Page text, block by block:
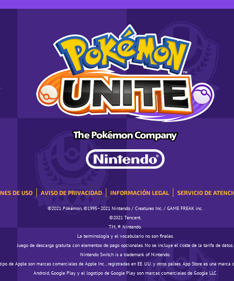
Eldegoss
Mr.
DE USO AVISO DE PRIVACIDAD INFORMACIÓN LEGAL SERVICIO DE
©️️️2021 Pokémon. ©️️️1995–2021 Nintendo / Creatures Inc. / GAME FREAK inc.
©️️️2021 Tencent.
TM, ® Nintendo.
La terminología y el vocabulario no son finales.
Juego de descarga gratuita con elementos de pago opcionales. No se incluye el coste de la tarifa de datos.
Nintendo Switch is a trademark of Nintendo.
de Apple son marcas comerciales de Apple Inc., registradas en EE. UU. y otros países. App Store es una marca
Android, Google Play y el logotipo de Google Play son marcas comerciales de Google LLC.